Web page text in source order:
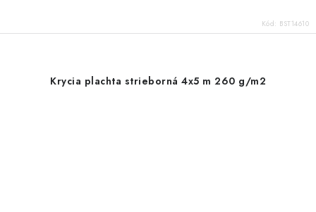
Kód: BST14610
Krycia plachta strieborná 4x5 m 260 g/m2